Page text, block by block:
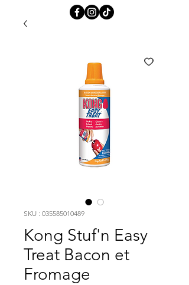
SKU : 035585010489
Kong Stuf'n Easy
Treat Bacon et
Fromage